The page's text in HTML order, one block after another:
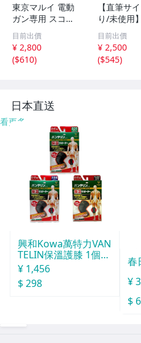
東京マルイ 電動
ガン専用 スコー
ピオン モッド/V
Z.61 ピカティニ
ーリアストックベ
ース
目前出價
¥ 2,800
($610)
【直筆サ
り/未使用
フ日本シリ
Tカップ 大
野上貴夫
定 CAP キ
目前出價
¥ 2,500
($545)
日本直送
看更多
興和Kowa萬特力VAN
TELIN保溫護膝 1個入
L
¥ 1,456
$ 298
春
¥
$